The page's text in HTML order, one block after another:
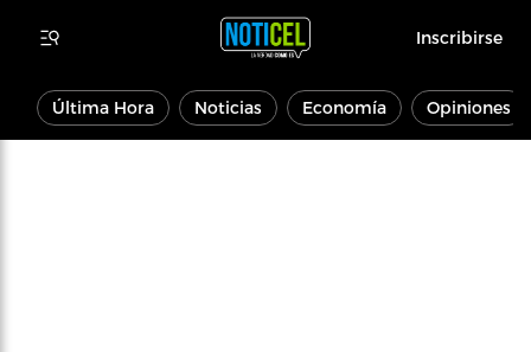
Inscribirse
Última Hora Noticias Economía Opiniones